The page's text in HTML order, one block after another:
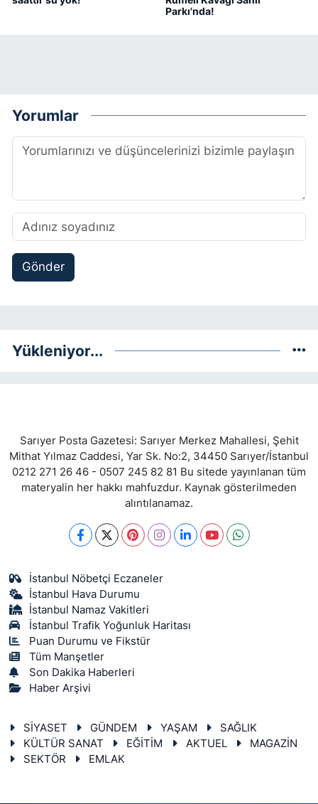
Parkı'nda!
Yorumlar
Gönder
Yükleniyor...
Sarıyer Posta Gazetesi: Sarıyer Merkez Mahallesi, Şehit
Mithat Yılmaz Caddesi, Yar Sk. No:2, 34450 Sarıyer/İstanbul
0212 271 26 46 - 0507 245 82 81 Bu sitede yayınlanan tüm
materyalin her hakkı mahfuzdur. Kaynak gösterilmeden
alıntılanamaz.
İstanbul Nöbetçi Eczaneler
İstanbul Hava Durumu
İstanbul Namaz Vakitleri
İstanbul Trafik Yoğunluk Haritası
Puan Durumu ve Fikstür
Tüm Manşetler
Son Dakika Haberleri
Haber Arşivi
SİYASET GÜNDEM YAŞAM
SAĞLIK
KÜLTÜR SANAT
EĞİTİM AKTUEL
MAGAZİN
SEKTÖR
EMLAK